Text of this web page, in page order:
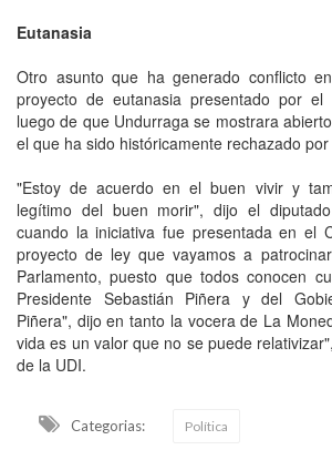
Eutanasia
Otro asunto que ha generado conflicto
proyecto de eutanasia presentado por el
luego de que Undurraga se mostrara
el que ha sido históricamente rechazado
"Estoy de acuerdo en el buen vivir y
legítimo del buen morir", dijo el
cuando la iniciativa fue presentada en el
proyecto de ley que vayamos a
Parlamento, puesto que todos conocen
Presidente Sebastián Piñera y del
Piñera", dijo en tanto la vocera de La
vida es un valor que no se puede
de la UDI.
Categorias: Política